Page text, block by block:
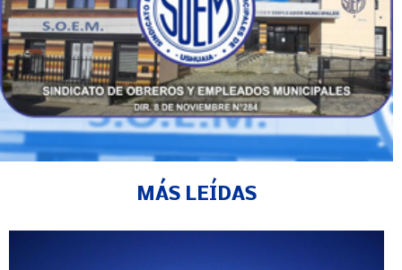
MÁS LEÍDAS